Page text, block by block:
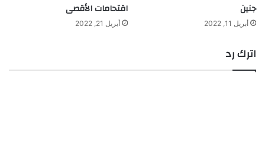
جنين
أبريل 11, 2022
اقتحامات الأقصى
أبريل 21, 2022
اترك رد